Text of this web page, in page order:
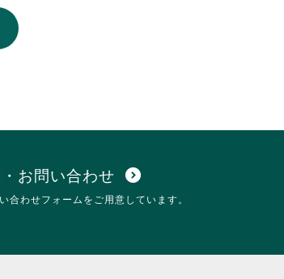
お問い合わせ expand_circle_down
合わせフォームをご用意しています。